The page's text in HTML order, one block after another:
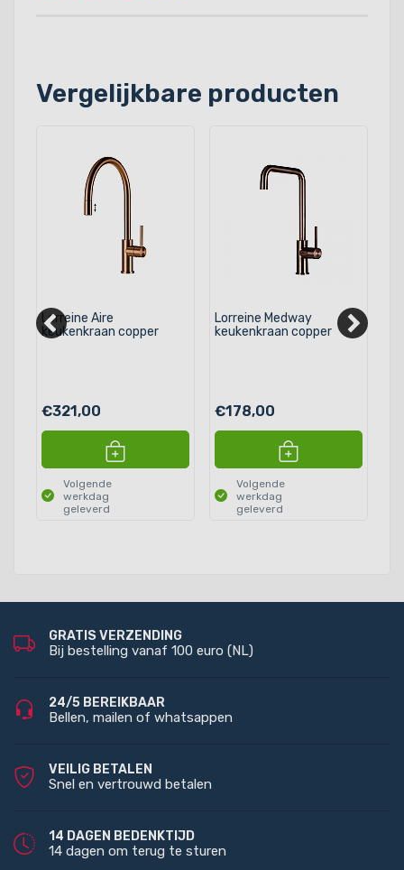
Vergelijkbare producten
Lorreine Aire
keukenkraan copper
€321,00
Volgende
werkdag
geleverd
Lorreine Medway
keukenkraan copper
€178,00
Volgende
werkdag
geleverd
GRATIS VERZENDING
Bij bestelling vanaf 100 euro (NL)
24/5 BEREIKBAAR
Bellen, mailen of whatsappen
VEILIG BETALEN
Snel en vertrouwd betalen
14 DAGEN BEDENKTIJD
14 dagen om terug te sturen